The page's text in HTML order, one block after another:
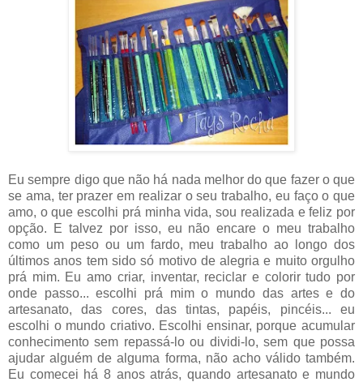
Eu sempre digo que não há nada melhor do que fazer o que
se ama, ter prazer em realizar o seu trabalho, eu faço o que
amo, o que escolhi prá minha vida, sou realizada e feliz por
opção. E talvez por isso, eu não encare o meu trabalho
como um peso ou um fardo, meu trabalho ao longo dos
últimos anos tem sido só motivo de alegria e muito orgulho
prá mim. Eu amo criar, inventar, reciclar e colorir tudo por
onde passo... escolhi prá mim o mundo das artes e do
artesanato, das cores, das tintas, papéis, pincéis... eu
escolhi o mundo criativo. Escolhi ensinar, porque acumular
conhecimento sem repassá-lo ou dividi-lo, sem que possa
ajudar alguém de alguma forma, não acho válido também.
Eu comecei há 8 anos atrás, quando artesanato e mundo